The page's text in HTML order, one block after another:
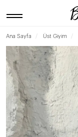
Ana Sayfa Üst Giyim